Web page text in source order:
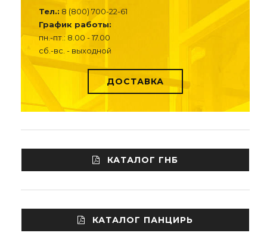
Тел.: 8 (800) 700-22-61
График работы:
пн.-пт.: 8.00 - 17.00
сб.-вс. - выходной
ДОСТАВКА
КАТАЛОГ ГНБ
КАТАЛОГ ПАНЦИРЬ